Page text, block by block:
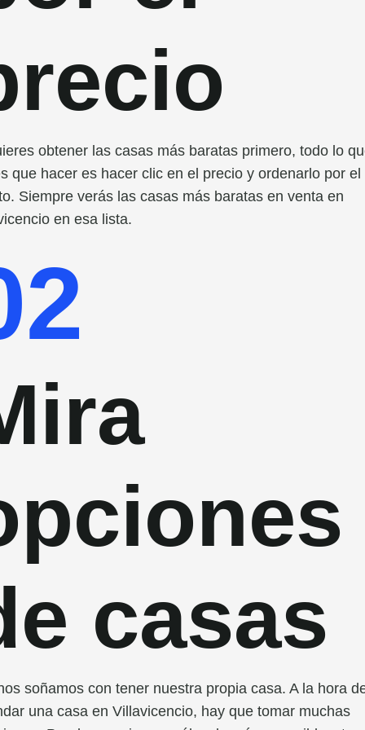
obtener las casas más baratas primero, todo lo
que hacer es hacer clic en el precio y ordenarlo por el
Siempre verás las casas más baratas en venta en
en esa lista.
casas
soñamos con tener nuestra propia casa. A la hora
una casa en Villavicencio, hay que tomar muchas